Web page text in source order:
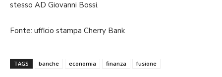
stesso AD Giovanni Bossi.
Fonte: ufficio stampa Cherry Bank
TAGS banche economia finanza fusione